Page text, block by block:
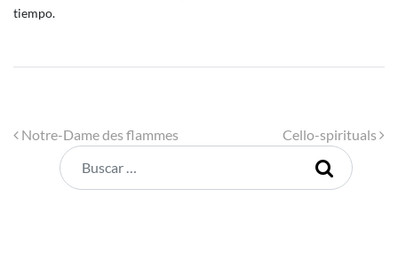
tiempo.
Navegación de entradas
Notre-Dame des flammes
Cello-spirituals
Buscar